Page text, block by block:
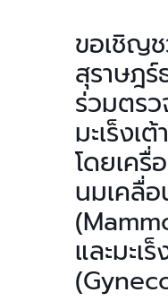
ขอเชิญ
สุราษฎร์
ร่วมตร
มะเร็งเ
โดยเครื่
นมเคลื่
และมะเ